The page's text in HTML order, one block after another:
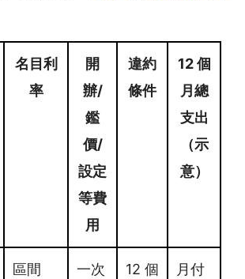
名目利
率
開
辦/
鑑
價/
設定
等費
用
違約
條件
12 個
月總
支出
（示
意）
區間
一次
12 個
月付